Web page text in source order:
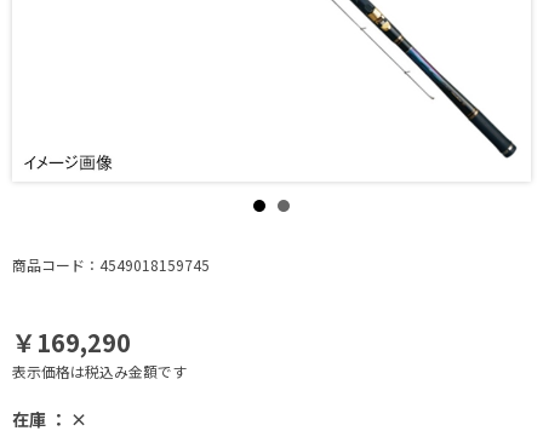
商品コード：4549018159745
￥169,290
表示価格は税込み金額です
在庫 ： ×